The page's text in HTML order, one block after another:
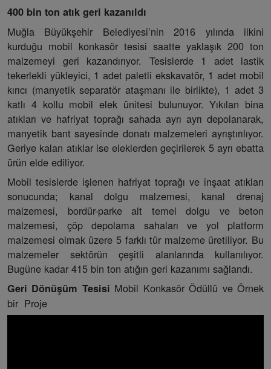
400 bin ton atık geri kazanıldı
Muğla Büyükşehir Belediyesi’nin 2016 yılında ilkini
kurduğu mobil konkasör tesisi saatte yaklaşık 200 ton
malzemeyi geri kazandırıyor. Tesislerde 1 adet lastik
tekerlekli yükleyici, 1 adet paletli ekskavatör, 1 adet mobil
kırıcı (manyetik separatör ataşmanı ile birlikte), 1 adet 3
katlı 4 kollu mobil elek ünitesi bulunuyor. Yıkılan bina
atıkları ve hafriyat toprağı sahada ayrı ayrı depolanarak,
manyetik bant sayesinde donatı malzemeleri ayrıştırılıyor.
Geriye kalan atıklar ise eleklerden geçirilerek 5 ayrı ebatta
ürün elde ediliyor.
Mobil tesislerde işlenen hafriyat toprağı ve inşaat atıkları
sonucunda; kanal dolgu malzemesi, kanal drenaj
malzemesi, bordür-parke alt temel dolgu ve beton
malzemesi, çöp depolama sahaları ve yol platform
malzemesi olmak üzere 5 farklı tür malzeme üretiliyor. Bu
malzemeler sektörün çeşitli alanlarında kullanılıyor.
Bugüne kadar 415 bin ton atığın geri kazanımı sağlandı.
Geri Dönüşüm Tesisi Mobil Konkasör Ödüllü ve Örnek
bir Proje